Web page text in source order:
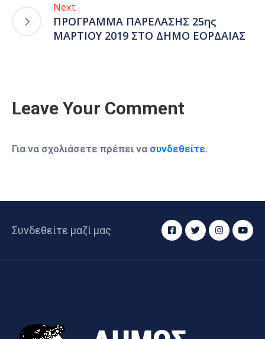
Next
ΠΡΟΓΡΑΜΜΑ ΠΑΡΕΛΑΣΗΣ 25ης
ΜΑΡΤΙΟΥ 2019 ΣΤΟ ΔΗΜΟ ΕΟΡΔΑΙΑΣ
Leave Your Comment
Για να σχολιάσετε πρέπει να συνδεθείτε.
Συνδεθείτε μαζί μας